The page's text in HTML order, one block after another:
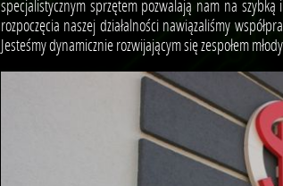
specjalistycznym sprzętem pozwalają nam na
rozpoczęcia naszej działalności nawiązaliśmy
Jesteśmy dynamicznie rozwijającym się zespołem